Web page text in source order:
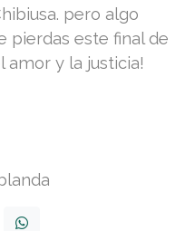
pero algo
pierdas este final de
amor y la justicia!